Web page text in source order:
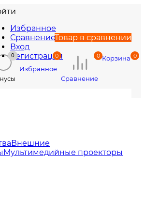
Избранное
СравнениеТовар в сравнении
Вход
Регистрация
0 0
Избранное
0
Сравнение
0
Корзина
Внешние
Мультимедийные проекторы